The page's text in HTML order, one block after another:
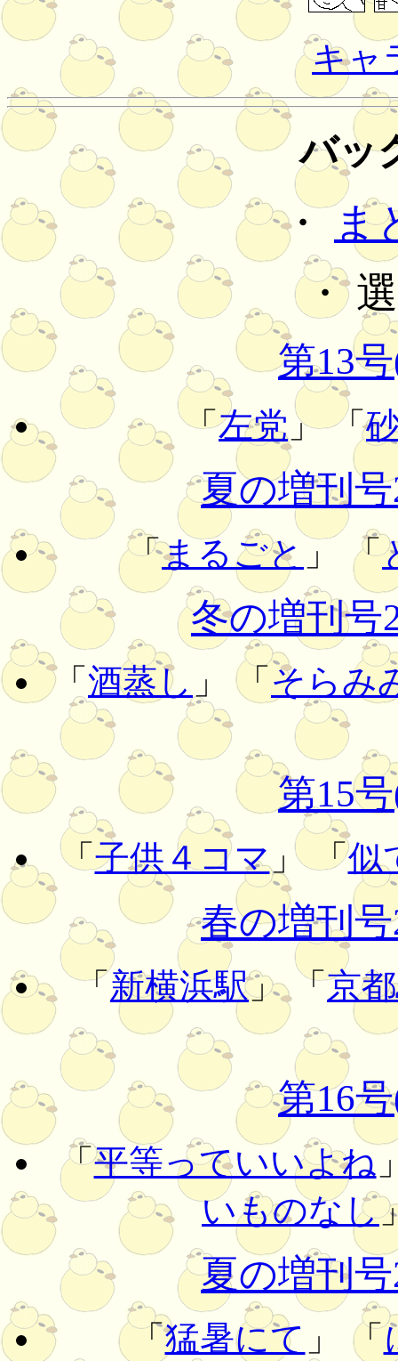
キャ
バッ
・ま
・
第13
「左党 」 「
夏の増刊号
「まるごと 」 「
冬の増刊号
「 酒蒸し 」 「 そらみ
第15
「 子供４コマ」 「似
春の増刊号
「新横浜駅」 「京
第16
「平等っていいよね
いものなし
夏の増刊号
「猛暑にて 」 「